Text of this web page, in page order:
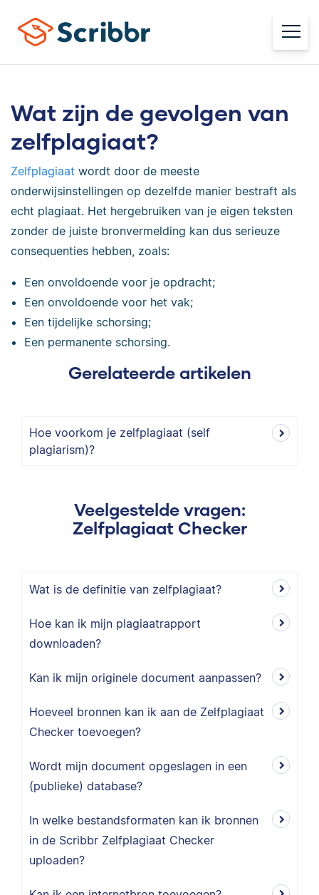
Wat zijn de gevolgen van
zelfplagiaat?
Zelfplagiaat wordt door de meeste
onderwijsinstellingen op dezelfde manier bestraft als
echt plagiaat. Het hergebruiken van je eigen teksten
zonder de juiste bronvermelding kan dus serieuze
consequenties hebben, zoals:
Een onvoldoende voor je opdracht;
Een onvoldoende voor het vak;
Een tijdelijke schorsing;
Een permanente schorsing.
Gerelateerde artikelen
Hoe voorkom je zelfplagiaat (self
plagiarism)?
Veelgestelde vragen:
Zelfplagiaat Checker
Wat is de definitie van zelfplagiaat?
Hoe kan ik mijn plagiaatrapport
downloaden?
Kan ik mijn originele document aanpassen?
Hoeveel bronnen kan ik aan de Zelfplagiaat
Checker toevoegen?
Wordt mijn document opgeslagen in een
(publieke) database?
In welke bestandsformaten kan ik bronnen
in de Scribbr Zelfplagiaat Checker
uploaden?